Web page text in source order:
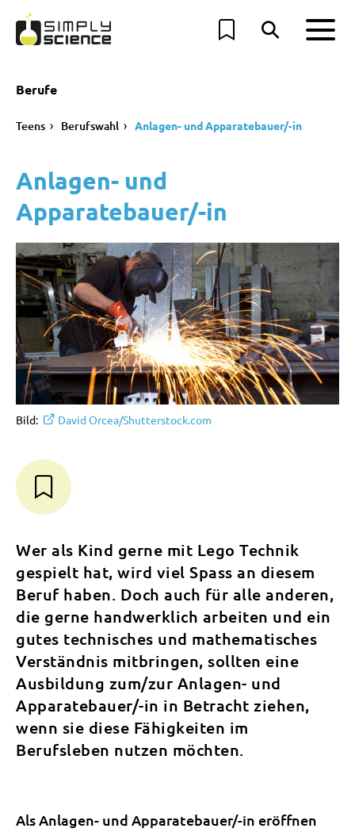
Berufe
Teens Berufswahl Anlagen- und Apparatebauer/-in
Anlagen- und
Apparatebauer/-in
Bild: David Orcea/Shutterstock.com
Wer als Kind gerne mit Lego Technik
gespielt hat, wird viel Spass an diesem
Beruf haben. Doch auch für alle anderen,
die gerne handwerklich arbeiten und ein
gutes technisches und mathematisches
Verständnis mitbringen, sollten eine
Ausbildung zum/zur Anlagen- und
Apparatebauer/-in in Betracht ziehen,
wenn sie diese Fähigkeiten im
Berufsleben nutzen möchten.
Als Anlagen- und Apparatebauer/-in eröffnen